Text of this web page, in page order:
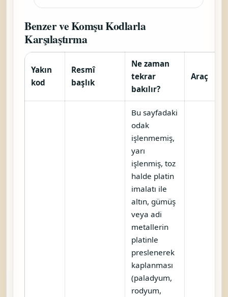
Benzer ve Komşu Kodlarla
Karşılaştırma
Yakın
kod
Resmî
başlık
Ne zaman
tekrar
bakılır?
Araç
Bu sayfadaki
odak
işlenmemiş,
yarı
işlenmiş, toz
halde platin
imalatı ile
altın, gümüş
veya adi
metallerin
platinle
preslenerek
kaplanması
(paladyum,
rodyum,